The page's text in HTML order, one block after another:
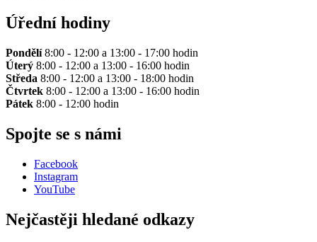
Úřední hodiny
Pondělí8:00 - 12:00 a 13:00 - 17:00 hodin
Úterý 8:00 - 12:00 a 13:00 - 16:00 hodin
Středa 8:00 - 12:00 a 13:00 - 18:00 hodin
Čtvrtek 8:00 - 12:00 a 13:00 - 16:00 hodin
Pátek 8:00 - 12:00 hodin
Spojte se s námi
Facebook
Instagram
YouTube
Nejčastěji hledané odkazy